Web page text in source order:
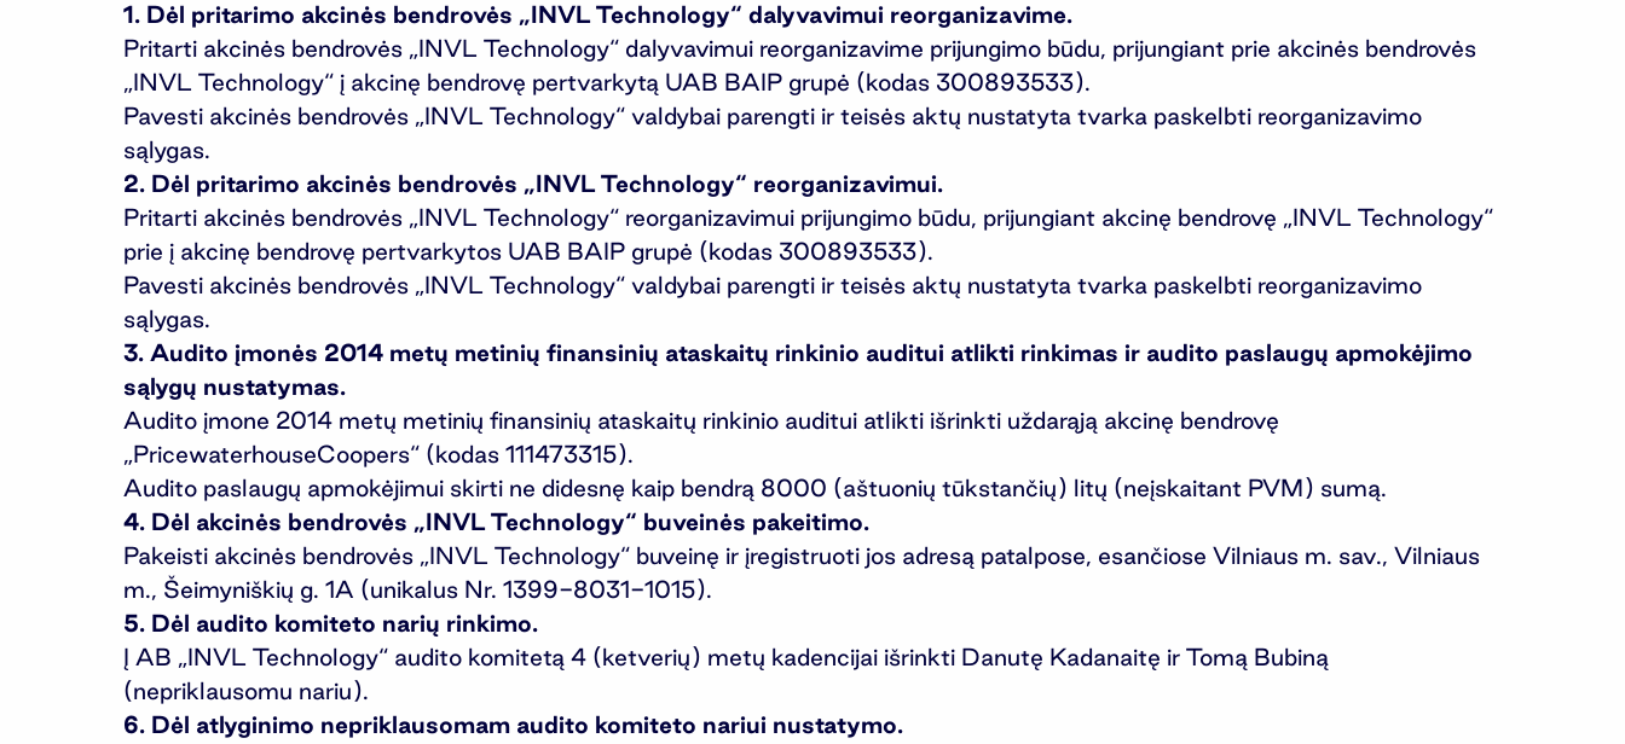
1. Dėl pritarimo akcinės bendrovės „INVL Technology“ dalyvavimui reorganizavime.
Pritarti akcinės bendrovės „INVL Technology“ dalyvavimui reorganizavime prijungimo būdu, prijungiant prie akcinės bendrovės
„INVL Technology“ į akcinę bendrovę pertvarkytą UAB BAIP grupė (kodas 300893533).
Pavesti akcinės bendrovės „INVL Technology“ valdybai parengti ir teisės aktų nustatyta tvarka paskelbti reorganizavimo
sąlygas.
2. Dėl pritarimo akcinės bendrovės „INVL Technology“ reorganizavimui.
Pritarti akcinės bendrovės „INVL Technology“ reorganizavimui prijungimo būdu, prijungiant akcinę bendrovę „INVL Technology“
prie į akcinę bendrovę pertvarkytos UAB BAIP grupė (kodas 300893533).
Pavesti akcinės bendrovės „INVL Technology“ valdybai parengti ir teisės aktų nustatyta tvarka paskelbti reorganizavimo
sąlygas.
3. Audito įmonės 2014 metų metinių finansinių ataskaitų rinkinio auditui atlikti rinkimas ir audito paslaugų apmokėjimo
sąlygų nustatymas.
Audito įmone 2014 metų metinių finansinių ataskaitų rinkinio auditui atlikti išrinkti uždarąją akcinę bendrovę
„PricewaterhouseCoopers“ (kodas 111473315).
Audito paslaugų apmokėjimui skirti ne didesnę kaip bendrą 8000 (aštuonių tūkstančių) litų (neįskaitant PVM) sumą.
4. Dėl akcinės bendrovės „INVL Technology“ buveinės pakeitimo.
Pakeisti akcinės bendrovės „INVL Technology“ buveinę ir įregistruoti jos adresą patalpose, esančiose Vilniaus m. sav., Vilniaus
m., Šeimyniškių g. 1A (unikalus Nr. 1399-8031-1015).
5. Dėl audito komiteto narių rinkimo.
Į AB „INVL Technology“ audito komitetą 4 (ketverių) metų kadencijai išrinkti Danutę Kadanaitę ir Tomą Bubiną
(nepriklausomu nariu).
6. Dėl atlyginimo nepriklausomam audito komiteto nariui nustatymo.